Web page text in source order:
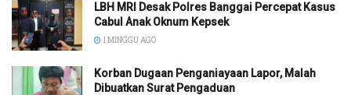
LBH MRI Desak Polres Banggai Percepat Kasus
Cabul Anak Oknum Kepsek
1 MINGGU AGO
Korban Dugaan Penganiayaan Lapor, Malah
Dibuatkan Surat Pengaduan